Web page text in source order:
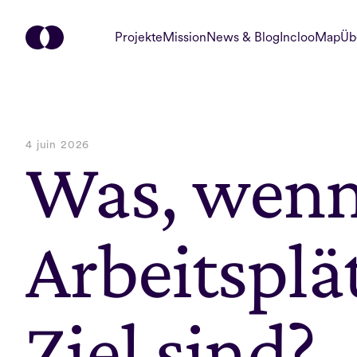
ProjekteMissionNews & BlogInclooMap
4 juin 2026
Was,